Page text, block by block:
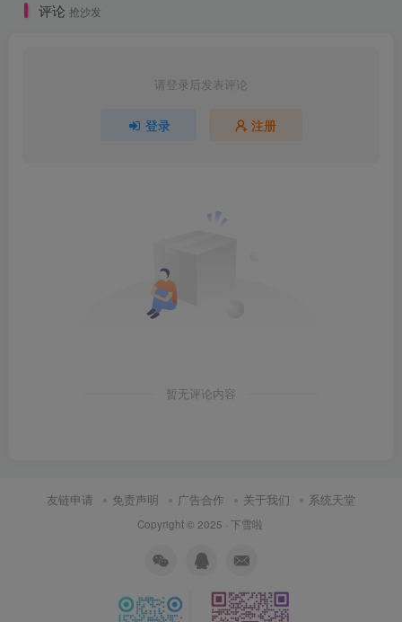
评论 抢沙发
请登录后发表评论
登录 注册
暂无评论内容
友链申请 免责声明 广告合作 关于我们 系统天堂
Copyright © 2025 · 下雪啦